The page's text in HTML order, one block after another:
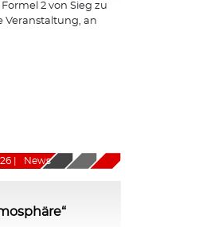
2 von Sieg zu
Veranstaltung, an
News